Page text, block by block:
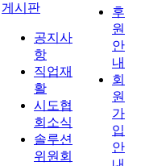
게시판
공지사
항
직업재
활
시도협
회소식
솔루션
위원회
후
원
안
내
회
원
가
입
안